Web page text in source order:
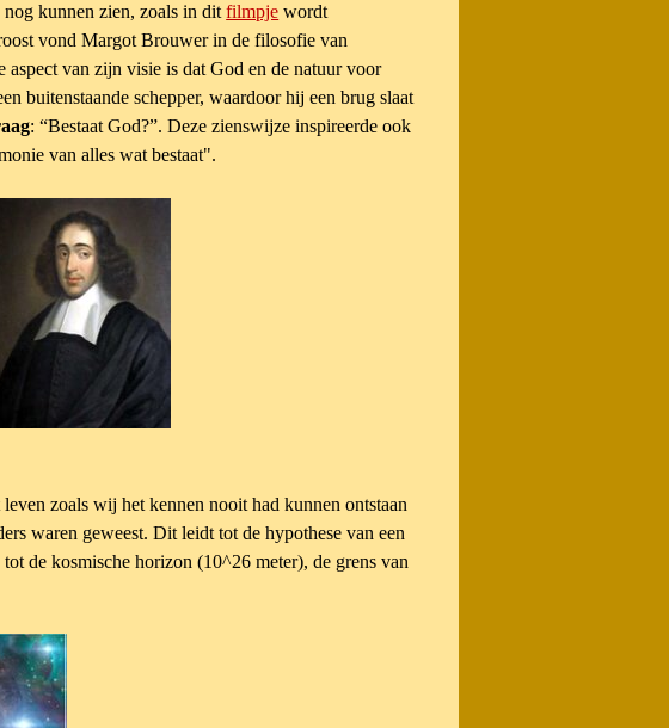
nog kunnen zien, zoals in ditfilmpje wordt
vond Margot Brouwer in de filosofie van
aspect van zijnvisie is dat God en de natuur voor
buitenstaandeschepper, waardoor hij een brug slaat
: “Bestaat God?”.Deze zienswijze inspireerde ook
van alles wat bestaat".
zoals wij het kennen nooit had kunnen ontstaan
waren geweest. Dit leidt tot de hypothese van een
de kosmische horizon (10^26 meter), de grens van